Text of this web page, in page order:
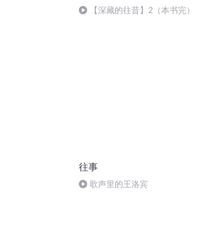
【深藏的往昔】2（本书完）
往事
歌声里的王洛宾